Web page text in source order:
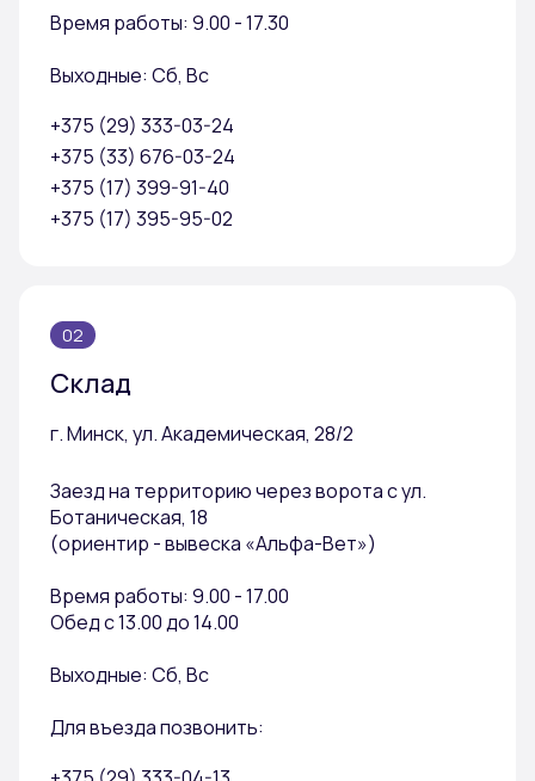
Время работы: 9.00 - 17.30
Выходные: Сб, Вс
+375 (29) 333-03-24
+375 (33) 676-03-24
+375 (17) 399-91-40
+375 (17) 395-95-02
02
Склад
г. Минск, ул. Академическая, 28/2
Заезд на территорию через ворота с ул.
Ботаническая, 18
(ориентир - вывеска «Альфа-Вет»)
Время работы: 9.00 - 17.00
Обед с 13.00 до 14.00
Выходные: Сб, Вс
Для въезда позвонить: